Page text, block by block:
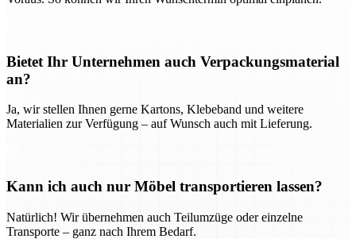
Bietet Ihr Unternehmen auch Verpackungsmaterial
an?
Ja, wir stellen Ihnen gerne Kartons, Klebeband und weitere
Materialien zur Verfügung – auf Wunsch auch mit Lieferung.
Kann ich auch nur Möbel transportieren lassen?
Natürlich! Wir übernehmen auch Teilumzüge oder einzelne
Transporte – ganz nach Ihrem Bedarf.